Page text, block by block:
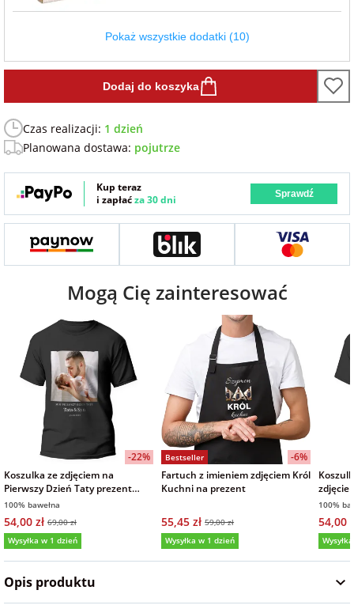
Fotoksiążki
Dodatki i
Chłopaka
na walentynki
na mikołajki
na prezent
świąteczny
na Dzień Babci i
Dziadka
na Wielkanoc
na wieczór
panieński
na wieczór
kawalerski
Pokaż wszystkie dodatki (10)
Dodaj do koszyka
Czas realizacji: 1 dzień
Planowana dostawa: pojutrze
Kup teraz
i zapłaćza 30 dni Sprawdź
Mogą Cię zainteresować
-22%
Koszulka ze zdjęciem na
Pierwszy Dzień Taty prezent
męska czarna
100% bawełna
54,00 zł 69,00 zł
Wysyłka w 1 dzień
Bestseller
-6%
Fartuch z imieniem zdjęciem Król
Kuchni na prezent
55,45 zł 59,00 zł
Wysyłka w 1 dzień
zdjęcia
Ojca
100%
54,00
Opis produktu